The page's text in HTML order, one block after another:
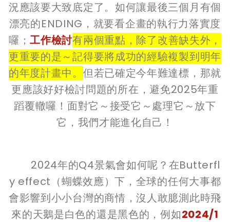
況應該要大致底定了。如何讓最後三個月有個
漂亮的ENDING，就要看企畫的執行力落實度
囉；工作檢討有兩個重點，除了改善缺失外，
更重要的是～記得要將成功的經驗複製到明年
的年度計畫中。 但若已確定今年難達標，那就
更應該好好檢討問題的所在，避免2025年重
蹈覆轍囉！面對它～接受它～處理它～放下
它，我們才能進化自己！
2024年的Q4景氣會如何呢？在Butterfl
y effect（蝴蝶效應）下，全球的任何大事都
會影響到小小台灣的商情，沒人敢臆測此時飛
來的天鵝是白色的還是黑色的，例如2024/1